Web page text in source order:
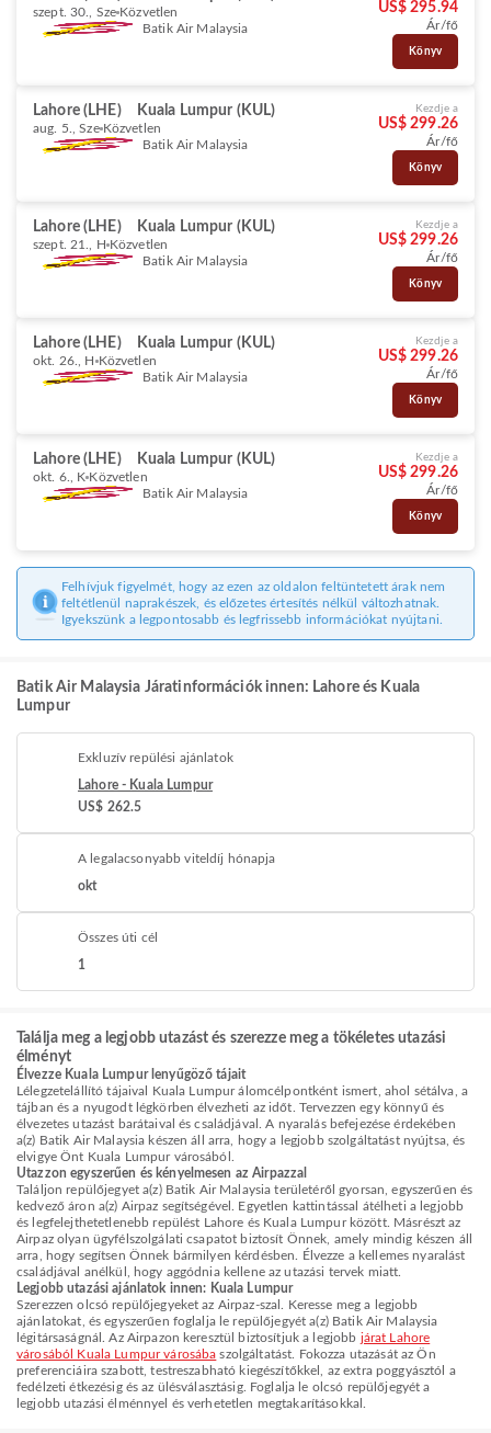
szept. 30., Sze Közvetlen
Batik Air Malaysia
US$ 295.94
Ár/fő
Könyv
Lahore (LHE) Kuala Lumpur (KUL)
aug. 5., Sze Közvetlen
Batik Air Malaysia
Kezdje a
US$ 299.26
Ár/fő
Könyv
Lahore (LHE) Kuala Lumpur (KUL)
szept. 21., H Közvetlen
Batik Air Malaysia
Kezdje a
US$ 299.26
Ár/fő
Könyv
Lahore (LHE) Kuala Lumpur (KUL)
okt. 26., H Közvetlen
Batik Air Malaysia
Kezdje a
US$ 299.26
Ár/fő
Könyv
Lahore (LHE) Kuala Lumpur (KUL)
okt. 6., K Közvetlen
Batik Air Malaysia
Kezdje a
US$ 299.26
Ár/fő
Könyv
Felhívjuk figyelmét, hogy az ezen az oldalon feltüntetett árak nem
feltétlenül naprakészek, és előzetes értesítés nélkül változhatnak.
Igyekszünk a legpontosabb és legfrissebb információkat nyújtani.
Batik Air Malaysia Járatinformációk innen: Lahore és Kuala
Lumpur
Exkluzív repülési ajánlatok
Lahore - Kuala Lumpur
US$ 262.5
A legalacsonyabb viteldíj hónapja
okt
Összes úti cél
1
Találja meg a legjobb utazást és szerezze meg a tökéletes utazási
élményt
Élvezze Kuala Lumpur lenyűgöző tájait
Lélegzetelállító tájaival Kuala Lumpur álomcélpontként ismert, ahol sétálva, a
tájban és a nyugodt légkörben élvezheti az időt. Tervezzen egy könnyű és
élvezetes utazást barátaival és családjával. A nyaralás befejezése érdekében
a(z) Batik Air Malaysia készen áll arra, hogy a legjobb szolgáltatást nyújtsa, és
elvigye Önt Kuala Lumpur városából.
Utazzon egyszerűen és kényelmesen az Airpazzal
Találjon repülőjegyet a(z) Batik Air Malaysia területéről gyorsan, egyszerűen és
kedvező áron a(z) Airpaz segítségével. Egyetlen kattintással átélheti a legjobb
és legfelejthetetlenebb repülést Lahore és Kuala Lumpur között. Másrészt az
Airpaz olyan ügyfélszolgálati csapatot biztosít Önnek, amely mindig készen áll
arra, hogy segítsen Önnek bármilyen kérdésben. Élvezze a kellemes nyaralást
családjával anélkül, hogy aggódnia kellene az utazási tervek miatt.
Legjobb utazási ajánlatok innen: Kuala Lumpur
Szerezzen olcsó repülőjegyeket az Airpaz-szal. Keresse meg a legjobb
ajánlatokat, és egyszerűen foglalja le repülőjegyét a(z) Batik Air Malaysia
légitársaságnál. Az Airpazon keresztül biztosítjuk a legjobb járat Lahore
városából Kuala Lumpur városába szolgáltatást. Fokozza utazását az Ön
preferenciáira szabott, testreszabható kiegészítőkkel, az extra poggyásztól a
fedélzeti étkezésig és az ülésválasztásig. Foglalja le olcsó repülőjegyét a
legjobb utazási élménnyel és verhetetlen megtakarításokkal.